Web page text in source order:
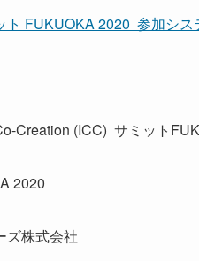
ト FUKUOKA 2020 参加シス
Creation (ICC) サミット
2020
ズ株式会社